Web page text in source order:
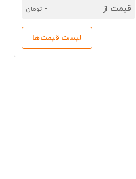
قیمت از - تومان
لیست قیمت‌ها